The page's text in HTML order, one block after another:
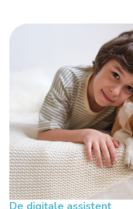
De digitale assistent